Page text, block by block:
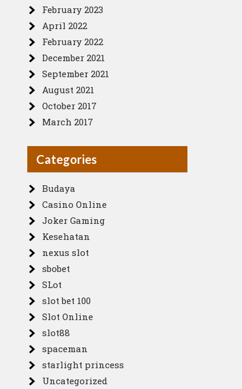
February 2023
April 2022
February 2022
December 2021
September 2021
August 2021
October 2017
March 2017
Categories
Budaya
Casino Online
Joker Gaming
Kesehatan
nexus slot
sbobet
SLot
slot bet 100
Slot Online
slot88
spaceman
starlight princess
Uncategorized